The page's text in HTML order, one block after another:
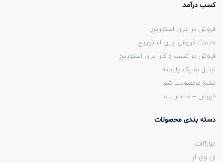
کسب درآمد
فروش در ایران استوریج
خدمات فروش ایران استوریج
فروش در کسب و کار ایران استوریج
تبدیل به یک وابسته
تبلیغ محصولات شما
فروش – انتشار با ما
دسته بندی محصولات
ابزارآلات
ان وی آر